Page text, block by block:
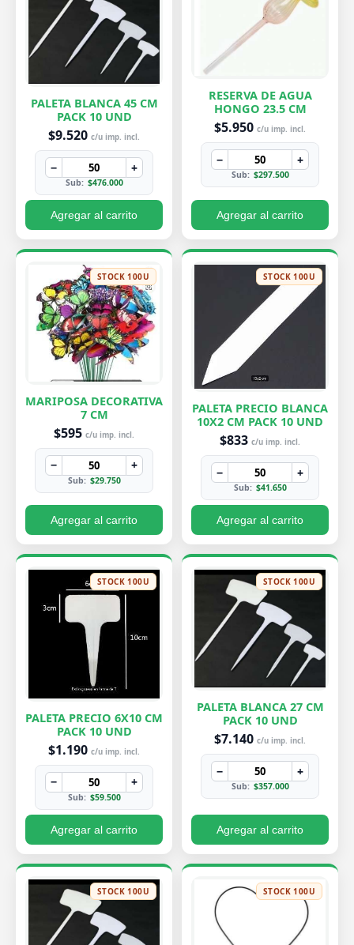
PALETA BLANCA 45 CM
PACK 10 UND
$9.520 c/u imp. incl.
− +
Sub: $476.000
Agregar al carrito
RESERVA DE AGUA
HONGO 23.5 CM
$5.950 c/u imp. incl.
− +
Sub: $297.500
Agregar al carrito
STOCK 100U
MARIPOSA DECORATIVA
7 CM
$595 c/u imp. incl.
− +
Sub: $29.750
Agregar al carrito
STOCK 100U
PALETA PRECIO BLANCA
10X2 CM PACK 10 UND
$833 c/u imp. incl.
− +
Sub: $41.650
Agregar al carrito
STOCK 100U
PALETA PRECIO 6X10 CM
PACK 10 UND
$1.190 c/u imp. incl.
− +
Sub: $59.500
Agregar al carrito
STOCK 100U
PALETA BLANCA 27 CM
PACK 10 UND
$7.140 c/u imp. incl.
− +
Sub: $357.000
Agregar al carrito
STOCK 100U STOCK 100U